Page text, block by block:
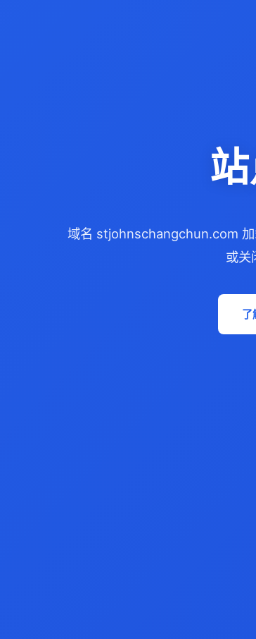
域名 stjohnschangchun.com
或关
了